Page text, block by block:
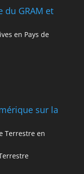
du GRAM et
en Pays de
sur la
Terrestre en